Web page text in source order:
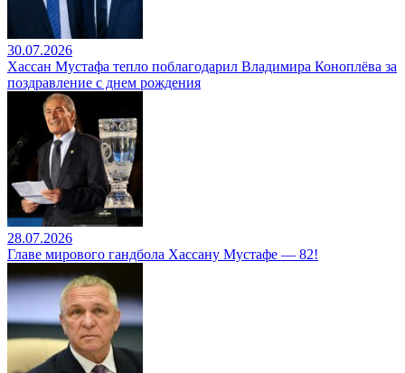
30.07.2026
Хассан Мустафа тепло поблагодарил Владимира Коноплёва за
поздравление с днем рождения
28.07.2026
Главе мирового гандбола Хассану Мустафе — 82!